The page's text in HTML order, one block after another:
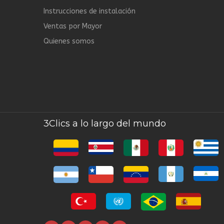
Instrucciones de instalación
Ventas por Mayor
Quienes somos
3Clics a lo largo del mundo